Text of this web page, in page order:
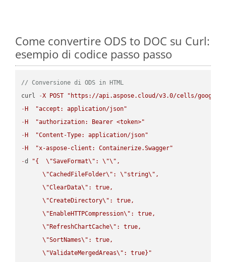
Come convertire ODS to DOC su Curl:
esempio di codice passo passo
// Conversione di ODS in HTML
curl
-X POST
"https://api.aspose.cloud/v3.0/cells/
- H
"accept: application/json"
- H
"authorization: Bearer <token>"
- H
"Content-Type: application/json"
- H
"x-aspose-client: Containerize.Swagger"
-d "{ \"SaveFormat\" : \"\" ,
\"CachedFileFolder\" : \"string\" ,
\"ClearData\" : true,
\"CreateDirectory\" : true,
\" EnableHTTPCompression\" : true,
\" RefreshChartCache\" : true,
\"SortNames\" : true,
\"ValidateMergedAreas\" : true}"